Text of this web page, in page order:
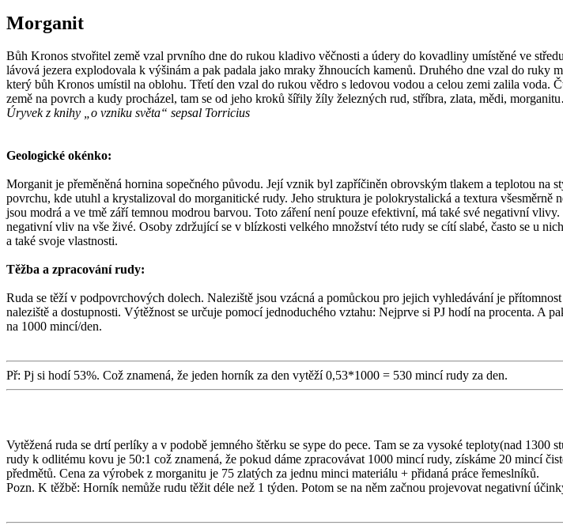
Morganit
Bůh Kronos stvořitel země vzal prvního dne do rukou kladivo věčnosti a údery do kovadliny umístěné ve
lávová jezera explodovala k výšinám a pak padala jako mraky žhnoucích kamenů. Druhého dne vzal do
který bůh Kronos umístil na oblohu. Třetí den vzal do rukou vědro s ledovou vodou a celou zemi zalila voda.
země na povrch a kudy procházel, tam se od jeho kroků šířily žíly železných rud, stříbra, zlata, mědi,
Úryvek z knihy „o vzniku světa“ sepsal Torricius
Geologické okénko:
Morganit je přeměněná hornina sopečného původu. Její vznik byl zapříčiněn obrovským tlakem a teplotou
povrchu, kde utuhl a krystalizoval do morganitické rudy. Jeho struktura je polokrystalická a textura
jsou modrá a ve tmě září temnou modrou barvou. Toto záření není pouze efektivní, má také své negativní
negativní vliv na vše živé. Osoby zdržující se v blízkosti velkého množství této rudy se cítí slabé, často se u
a také svoje vlastnosti.
Těžba a zpracování rudy:
Ruda se těží v podpovrchových dolech. Naleziště jsou vzácná a pomůckou pro jejich vyhledávání je
naleziště a dostupnosti. Výtěžnost se určuje pomocí jednoduchého vztahu: Nejprve si PJ hodí na procenta. A
na 1000 mincí/den.
Př: Pj si hodí 53%. Což znamená, že jeden horník za den vytěží 0,53*1000 = 530 mincí rudy za den.
Vytěžená ruda se drtí perlíky a v podobě jemného štěrku se sype do pece. Tam se za vysoké teploty(nad
rudy k odlitému kovu je 50:1 což znamená, že pokud dáme zpracovávat 1000 mincí rudy, získáme 20 mincí
předmětů. Cena za výrobek z morganitu je 75 zlatých za jednu minci materiálu + přidaná práce řemeslníků.
Pozn. K těžbě: Horník nemůže rudu těžit déle než 1 týden. Potom se na něm začnou projevovat negativní